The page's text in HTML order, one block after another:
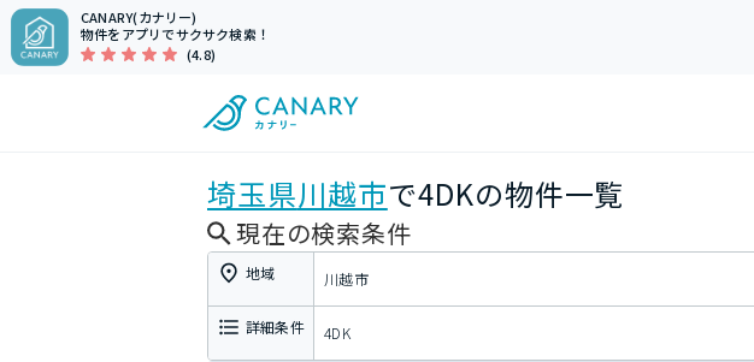
CANARY(カナリー)
物件をアプリでサクサク検索！
(4.8)
埼玉県川越市で4DKの物件一覧
現在の検索条件
地域 川越市
詳細条件 4DK